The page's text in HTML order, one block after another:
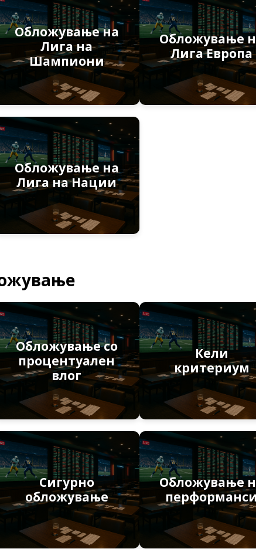
Обложување на
Лига на
Шампиони
Обложување
Лига Европа
Обложување на
Лига на Нации
Обложување со
процентуален
влог
Кели
критериум
Сигурно
обложување
Обложување